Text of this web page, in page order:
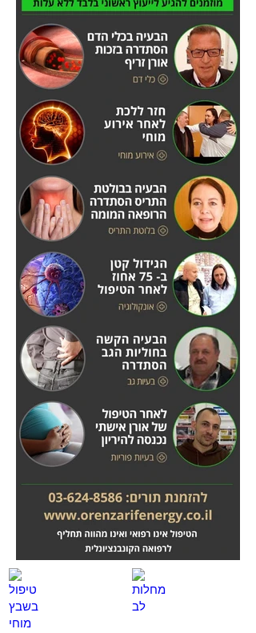
טיפול בשבץ מוחי
לחץ
כאן
מחלות לב
לחץ
כאן